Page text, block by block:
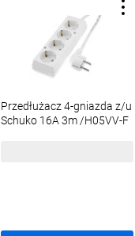
Przedłużacz 4-gniazda z/u
Schuko 16A 3m /H05VV-F